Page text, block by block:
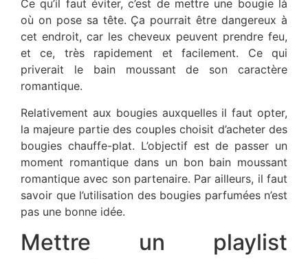
Ce qu’il faut éviter, c’est de mettre une bougie là
où on pose sa tête. Ça pourrait être dangereux à
cet endroit, car les cheveux peuvent prendre feu,
et ce, très rapidement et facilement. Ce qui
priverait le bain moussant de son caractère
romantique.
Relativement aux bougies auxquelles il faut opter,
la majeure partie des couples choisit d’acheter des
bougies chauffe-plat. L’objectif est de passer un
moment romantique dans un bon bain moussant
romantique avec son partenaire. Par ailleurs, il faut
savoir que l’utilisation des bougies parfumées n’est
pas une bonne idée.
Mettre un playlist